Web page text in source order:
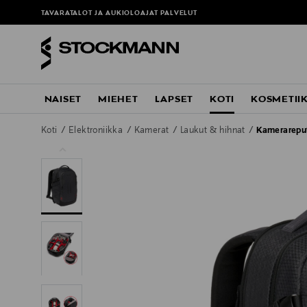
TAVARATALOT JA AUKIOLOAJAT PALVELUT
NAISET MIEHET LAPSET KOTI
Koti Elektroniikka Kamerat Laukut & hihnat